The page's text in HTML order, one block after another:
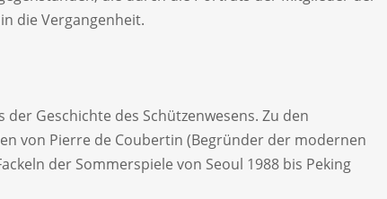
die Vergangenheit.
Geschichte des Schützenwesens. Zu den
von Pierre de Coubertin (Begründer der modernen
der Sommerspiele von Seoul 1988 bis Peking